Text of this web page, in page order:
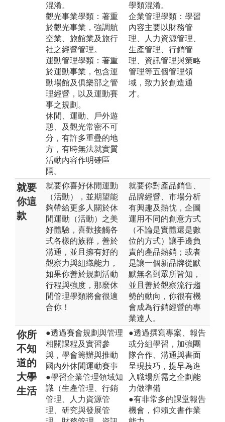
混淆。
觀光事業學類：著重
於觀光事業，強調航
空業、旅館業及旅行
社之經營管理。
運動管理學類：著重
於運動事業，包含運
動場館及俱樂部之管
理經營，以及運動賽
事之規劃。
休閒、運動、戶外遊
憩、及觀光常密不可
分，有許多重疊的地
方，有時無法就實質
活動內容作明確區
隔。
學類混淆。
企業管理學類：學習
內容主要以財務管
理、人力資源管理、
生產管理、行銷管
理、資訊管理與策略
管理等五個管理領
域，致力於創造通
才。
就要
你這
款
就要你喜好休閒運動
（活動），並期望能
夠帶給更多人關於休
閒運動（活動）之美
好體驗，喜歡接觸各
式各樣的族群，善於
溝通，並且擁有好的
觀察力與組織能力，
如果你善於規劃活動
行程與強度，那麼休
閒管理學類將會很適
合你！
就要你對產品銷售、
品牌經營、市場分析
有興趣及熱忱，企圖
運用不同的創意方式
（不論是實體還是數
位的方式）讓手邊負
責的產品熱銷；或者
是讓一個新品牌從默
默無名到眾所皆知，
並且善於觀察流行趨
勢的動向，你很有機
會成為行銷經營的專
業達人。
你所
不知
道的
大學
生活
●透過賽會規劃與管理
相關課程及實習參
與，學會籌辦與推動
國內外休閒運動賽事
●學習企業管理領域知
識（生產管理、行銷
管理、人力資源管
理、研究與發展管
●透過撰寫專案、報告
或分組學習，加強團
隊合作、溝通與書面
呈現技巧，提早為進
入職場所需之企劃能
力做準備
●有非常多的課堂報告
機會，仰賴文書作業